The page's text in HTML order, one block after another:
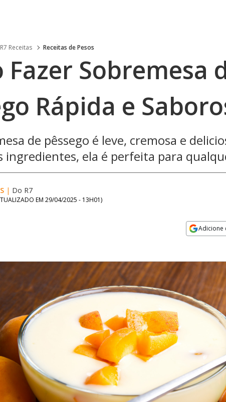
R7 Receitas Receitas de Pesos
Fazer Sobremesa
Rápida e
de pêssego é leve, cremosa e
ingredientes, ela é perfeita para
| Do R7
EM 29/04/2025 - 13H01)
Adicione